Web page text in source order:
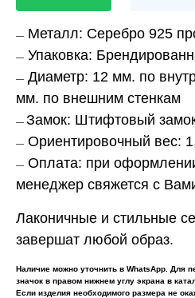
— Металл: Серебро 925
— Упаковка:
— Диаметр: 12 мм. по
мм. по внешним стенкам
— Замок: Штифтовый
— Ориентировочный вес:
— Оплата: при
менеджер свяжется с
Лаконичные и стильные
завершат любой образ.
Наличие можно уточнить в WhatsApp. Для
значок в правом нижнем углу экрана в
Если изделия необходимого размера не